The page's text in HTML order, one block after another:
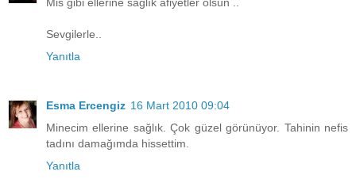
Sevgilerle..
Yanıtla
Esma Ercengiz 16 Mart 2010 09:04
Minecim ellerine sağlık. Çok güzel görünüyor. Tahinin nefis
tadını damağımda hissettim.
Yanıtla